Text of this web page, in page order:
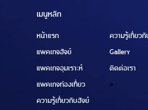
เมนูหลัก
หน้าแรก
แพคเกจฮัจย์
แพคเกจอุมเราะห์
แพคเกจท่องเที่ยว
ความรู้เกี่ยวกับฮัจย์
ความรู้เกี่ยวกั
Gallery
ติดต่อเรา
>